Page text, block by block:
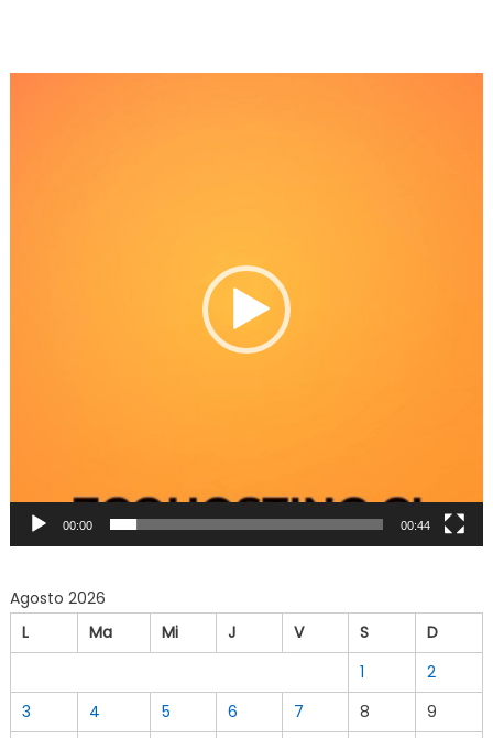
00:00 00:44
Agosto 2026
L
Ma Mi J V S
D
1
2
3
4 5 6 7 8
9